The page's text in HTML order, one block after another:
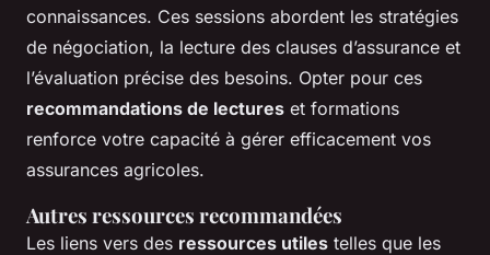
connaissances. Ces sessions abordent les stratégies
de négociation, la lecture des clauses d’assurance et
l’évaluation précise des besoins. Opter pour ces
recommandations de lectures et formations
renforce votre capacité à gérer efficacement vos
assurances agricoles.
Autres ressources recommandées
Les liens vers des ressources utiles telles que les